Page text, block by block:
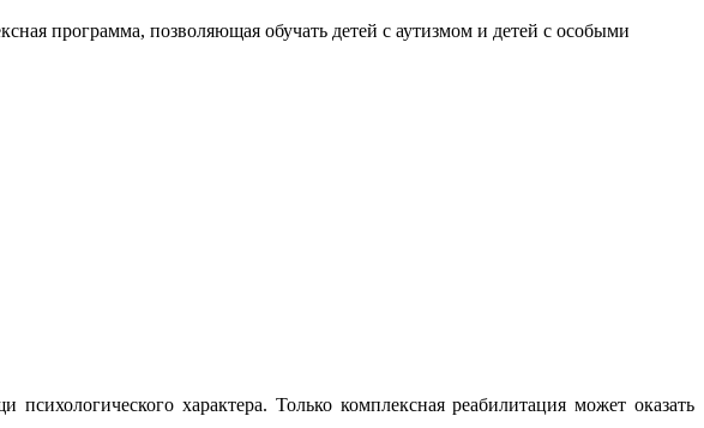
программа, позволяющая обучать детей с аутизмом и детей с особыми
характера. Только комплексная реабилитация может оказать